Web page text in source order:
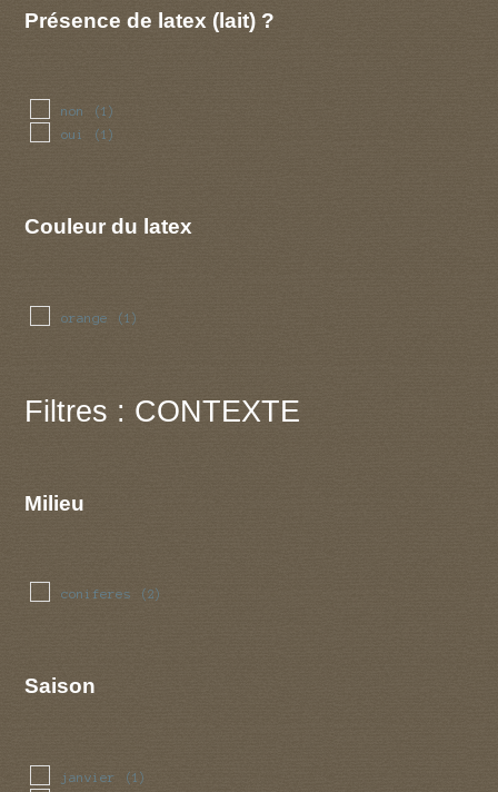
Présence de latex (lait) ?
non (1)
oui (1)
Couleur du latex
orange (1)
Filtres : CONTEXTE
Milieu
coniferes (2)
Saison
janvier (1)